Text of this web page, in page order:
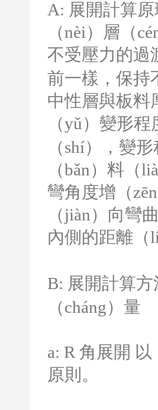
A: 展開計算
（nèi）層（
不受壓力的過
前一樣，保持
中性層與板料
（yǔ）變形
（shí），變
（bǎn）料（
彎角度增（
（jiàn）向彎
內側的距離（
B: 展開計算
（cháng）量
a: R 角展開 以
原則。